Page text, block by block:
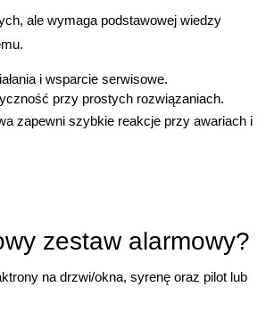
ale wymaga podstawowej wiedzy
i wsparcie serwisowe.
przy prostych rozwiązaniach.
zapewni szybkie reakcje przy awariach i
zestaw alarmowy?
na drzwi/okna, syrenę oraz pilot lub